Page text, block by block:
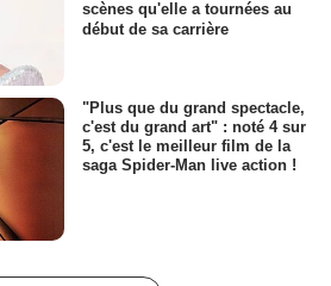
scènes qu'elle a tournées au
début de sa carrière
"Plus que du grand spectacle,
c'est du grand art" : noté 4 sur
5, c'est le meilleur film de la
saga Spider-Man live action !